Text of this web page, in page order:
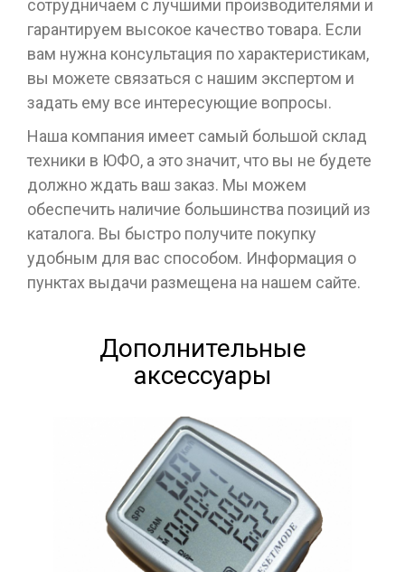
сотрудничаем с лучшими производителями и
гарантируем высокое качество товара. Если
вам нужна консультация по характеристикам,
вы можете связаться с нашим экспертом и
задать ему все интересующие вопросы.
Наша компания имеет самый большой склад
техники в ЮФО, а это значит, что вы не будете
должно ждать ваш заказ. Мы можем
обеспечить наличие большинства позиций из
каталога. Вы быстро получите покупку
удобным для вас способом. Информация о
пунктах выдачи размещена на нашем сайте.
Дополнительные
аксессуары